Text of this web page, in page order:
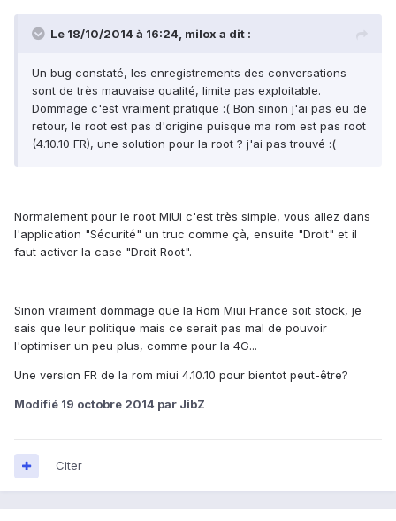
Le 18/10/2014 à 16:24, milox a dit :
Un bug constaté, les enregistrements des conversations
sont de très mauvaise qualité, limite pas exploitable.
Dommage c'est vraiment pratique :( Bon sinon j'ai pas eu de
retour, le root est pas d'origine puisque ma rom est pas root
(4.10.10 FR), une solution pour la root ? j'ai pas trouvé :(
Normalement pour le root MiUi c'est très simple, vous allez dans
l'application "Sécurité" un truc comme çà, ensuite "Droit" et il
faut activer la case "Droit Root".
Sinon vraiment dommage que la Rom Miui France soit stock, je
sais que leur politique mais ce serait pas mal de pouvoir
l'optimiser un peu plus, comme pour la 4G...
Une version FR de la rom miui 4.10.10 pour bientot peut-être?
Modifié 19 octobre 2014 par JibZ
Citer